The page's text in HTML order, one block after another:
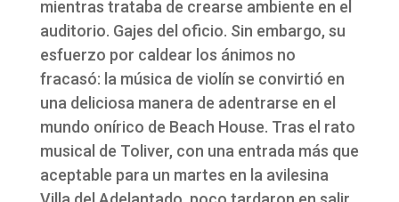
mientras trataba de crearse ambiente en el
auditorio. Gajes del oficio. Sin embargo, su
esfuerzo por caldear los ánimos no
fracasó: la música de violín se convirtió en
una deliciosa manera de adentrarse en el
mundo onírico de Beach House. Tras el rato
musical de Toliver, con una entrada más que
aceptable para un martes en la avilesina